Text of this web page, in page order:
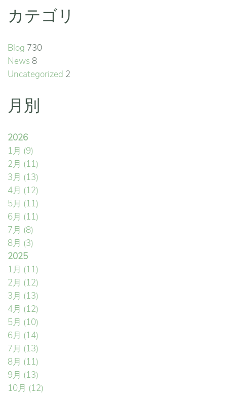
カテゴリ
Blog 730
News 8
Uncategorized 2
月別
2026
1月 (9)
2月 (11)
3月 (13)
4月 (12)
5月 (11)
6月 (11)
7月 (8)
8月 (3)
2025
1月 (11)
2月 (12)
3月 (13)
4月 (12)
5月 (10)
6月 (14)
7月 (13)
8月 (11)
9月 (13)
10月 (12)